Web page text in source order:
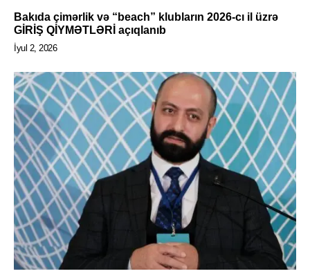
Bakıda çimərlik və “beach” klubların 2026-cı il üzrə
GİRİŞ QİYMƏTLƏRİ açıqlanıb
İyul 2, 2026